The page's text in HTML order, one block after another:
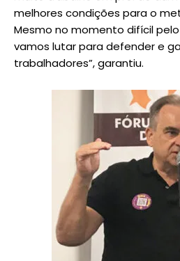
melhores condições para o
Mesmo no momento difícil
vamos lutar para defender e
trabalhadores”, garantiu.